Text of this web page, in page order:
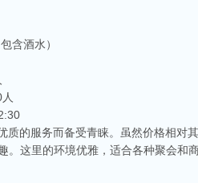
含酒水）
质的服务而备受青睐。虽然价格相
。这里的环境优雅，适合各种聚会和